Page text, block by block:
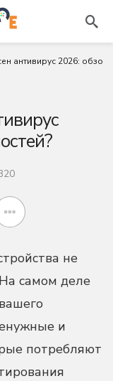
антивирус 2026: обзор
не
самом деле
и
потребляют